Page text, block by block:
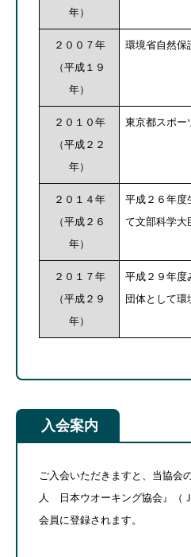
年）
２００７年
（平成１９
年）
環境省自然保
２０１０年
（平成２２
年）
東京都スポー
２０１４年
（平成２６
年）
平成２６年度
て文部科学大
２０１７年
（平成２９
年）
平成２９年度
団体として環
入会案内
ご入会いただきますと、当協会
人 日本ウオーキング協会』（
会員に登録されます。